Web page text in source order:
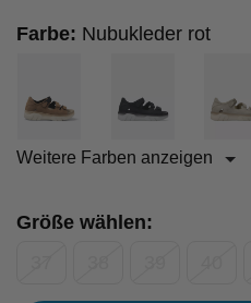
Farbe: Nubukleder rot
Weitere Farben anzeigen
Größe wählen: